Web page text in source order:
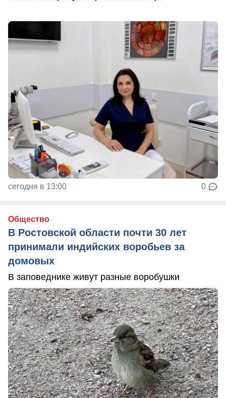
сегодня в 13:00 0
Общество
В Ростовской области почти 30 лет
принимали индийских воробьев за
домовых
В заповеднике живут разные воробушки